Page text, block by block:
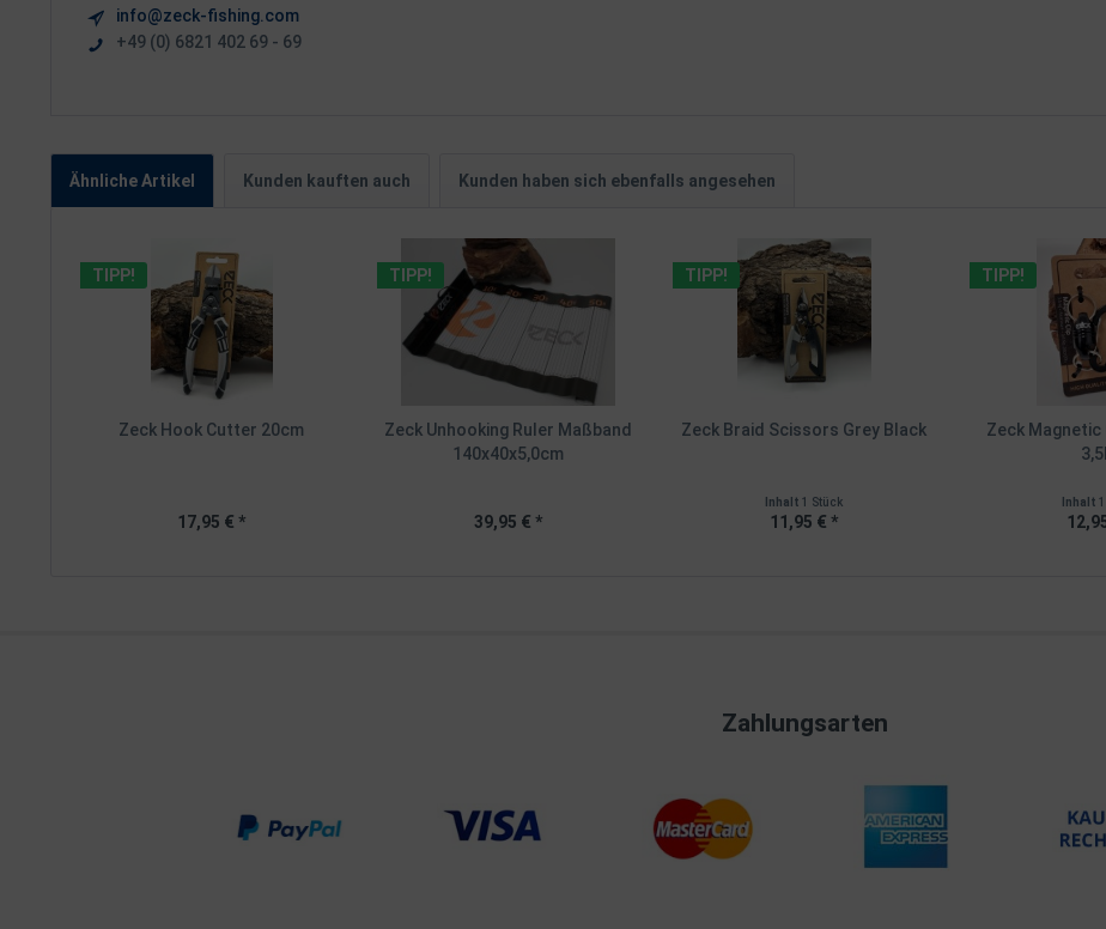
info@zeck-fishing.com
+49 (0) 6821 402 69 - 69
Ähnliche Artikel Kunden kauften auch Kunden haben sich ebenfalls angesehen
TIPP!
Zeck Hook Cutter 20cm
17,95 € *
TIPP!
Zeck Unhooking Ruler Maßband
140x40x5,0cm
39,95 € *
TIPP!
Zeck Braid Scissors Grey Black
Inhalt1 Stück
11,95 € *
TIPP!
Zeck
Inhalt
Zahlungsarten